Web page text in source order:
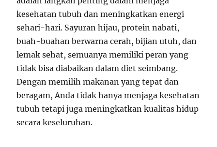
kesehatan tubuh dan meningkatkan energi
sehari-hari. Sayuran hijau, protein nabati,
buah-buahan berwarna cerah, bijian utuh, dan
lemak sehat, semuanya memiliki peran yang
tidak bisa diabaikan dalam diet seimbang.
Dengan memilih makanan yang tepat dan
beragam, Anda tidak hanya menjaga kesehatan
tubuh tetapi juga meningkatkan kualitas hidup
secara keseluruhan.